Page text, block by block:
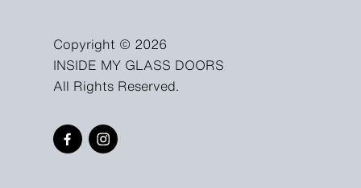
Copyright © 2026
INSIDE MY GLASS DOORS
All Rights Reserved.